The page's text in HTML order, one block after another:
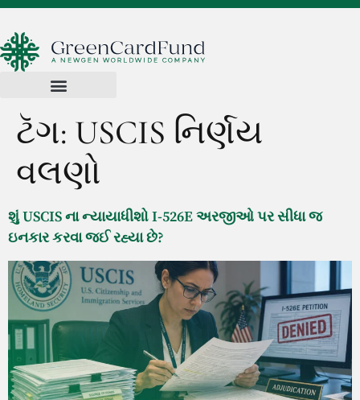
ટૅગ: USCIS નિર્ણય
વલણો
શું USCIS ના ન્યાયાધીશો I-526E અરજીઓ પર સીધા જ
ઇનકાર કરવા જઈ રહ્યા છે?